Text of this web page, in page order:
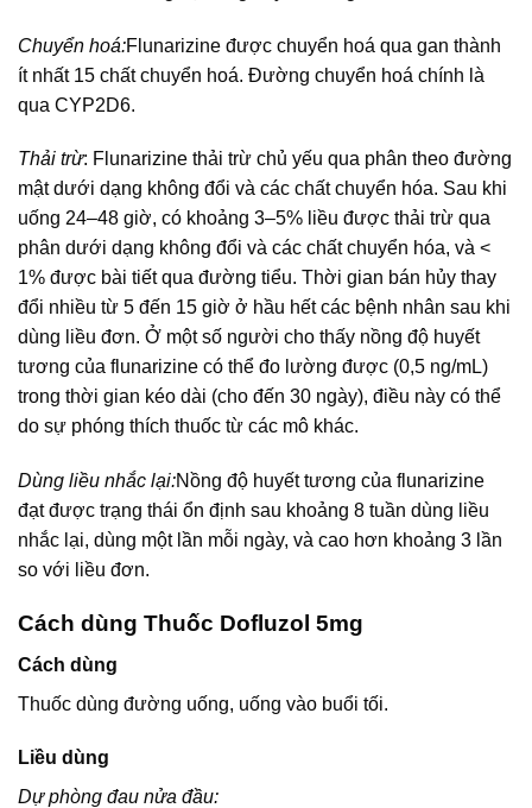
Chuyển hoá:Flunarizine được chuyển hoá qua gan thành
ít nhất 15 chất chuyển hoá. Đường chuyển hoá chính là
qua CYP2D6.
Thải trừ: Flunarizine thải trừ chủ yếu qua phân theo đường
mật dưới dạng không đổi và các chất chuyển hóa. Sau khi
uống 24–48 giờ, có khoảng 3–5% liều được thải trừ qua
phân dưới dạng không đổi và các chất chuyển hóa, và <
1% được bài tiết qua đường tiểu. Thời gian bán hủy thay
đổi nhiều từ 5 đến 15 giờ ở hầu hết các bệnh nhân sau khi
dùng liều đơn. Ở một số người cho thấy nồng độ huyết
tương của flunarizine có thể đo lường được (0,5 ng/mL)
trong thời gian kéo dài (cho đến 30 ngày), điều này có thể
do sự phóng thích thuốc từ các mô khác.
Dùng liều nhắc lại:Nồng độ huyết tương của flunarizine
đạt được trạng thái ổn định sau khoảng 8 tuần dùng liều
nhắc lại, dùng một lần mỗi ngày, và cao hơn khoảng 3 lần
so với liều đơn.
Cách dùng Thuốc Dofluzol 5mg
Cách dùng
Thuốc dùng đường uống, uống vào buổi tối.
Liều dùng
Dự phòng đau nửa đầu: